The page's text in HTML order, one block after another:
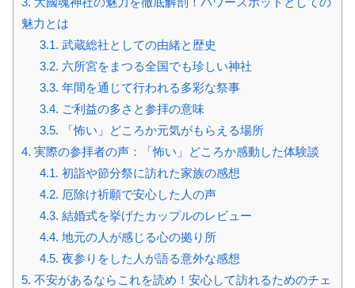
魅力とは
3.1. 武蔵総社としての由緒と歴史
3.2. 六所宮をまつる全国でも珍しい神社
3.3. 年間を通じて行われる多彩な祭事
3.4. ご利益の多さと参拝の意味
3.5. 「怖い」どころか元気がもらえる場所
4. 実際の参拝者の声：「怖い」どころか感動した体験談
4.1. 初詣や節分祭に訪れた家族の感想
4.2. 厄除け祈願で安心した人の声
4.3. 結婚式を挙げたカップルのレビュー
4.4. 地元の人が感じる心の拠り所
4.5. 夜参りをした人が語る意外な感想
5. 不安があるならこれを読め！安心して訪れるためのチェ